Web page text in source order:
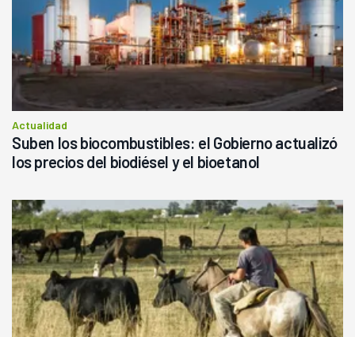
Actualidad
Suben los biocombustibles: el Gobierno actualizó
los precios del biodiésel y el bioetanol